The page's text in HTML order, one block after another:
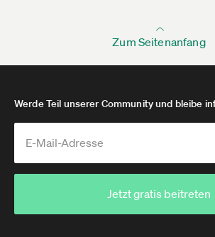
Zum Seitenanfang
Werde Teil unserer Community und bleibe
Jetzt gratis beitreten